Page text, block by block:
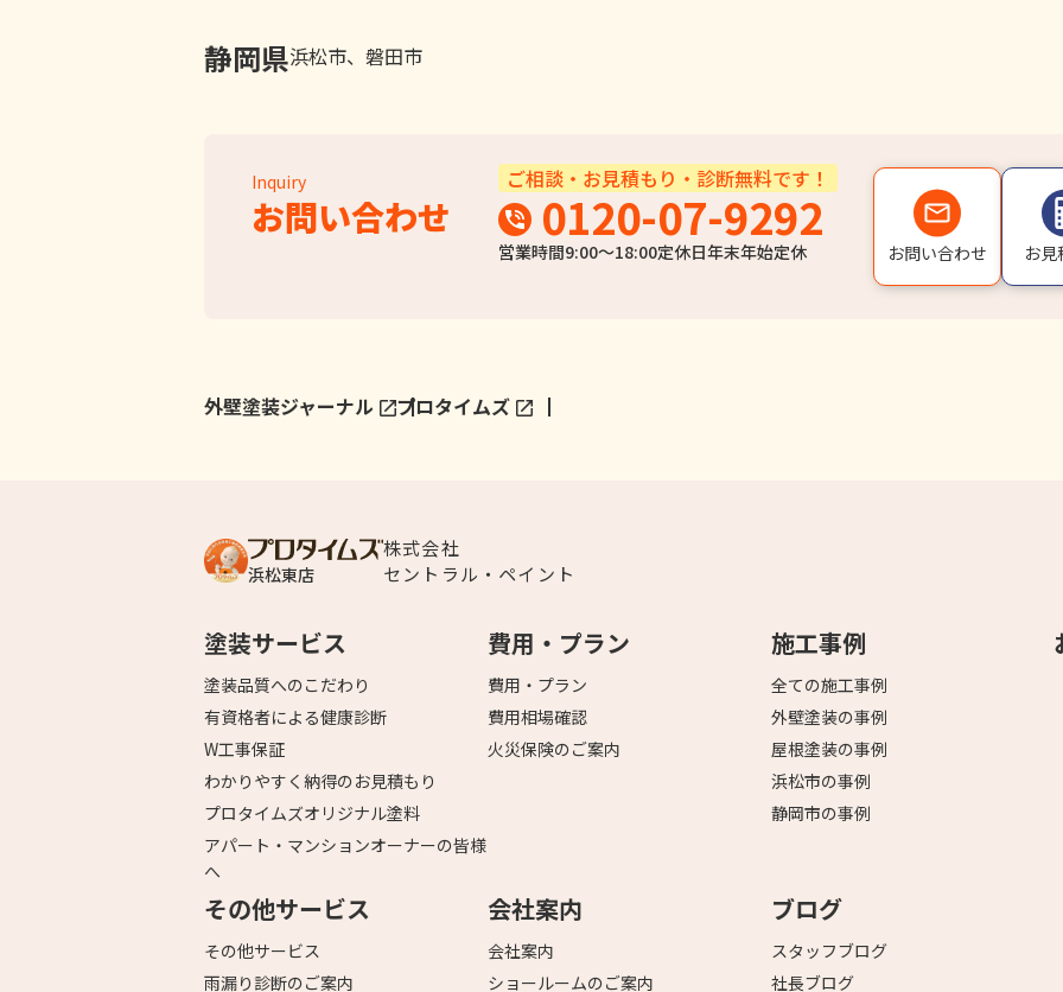
静岡県浜松市、磐田市
お問い合わせ
Inquiry ご相談・お見積もり・診断無料です！
0120-07-9292
営業時間9:00〜18:00定休日年末年始定休 お問い合わせ お見
外壁塗装ジャーナル プロタイムズ
浜松東店
株式会社
セントラル・ペイント
塗装サービス
塗装品質へのこだわり
有資格者による健康診断
W工事保証
わかりやすく納得のお見積もり
プロタイムズオリジナル塗料
アパート・マンションオーナーの皆様
へ
費用・プラン
費用・プラン
費用相場確認
火災保険のご案内
施工事例
全ての施工事例
外壁塗装の事例
屋根塗装の事例
浜松市の事例
静岡市の事例
その他サービス
その他サービス
雨漏り診断のご案内
会社案内
会社案内
ショールームのご案内
ブログ
スタッフブログ
社長ブログ